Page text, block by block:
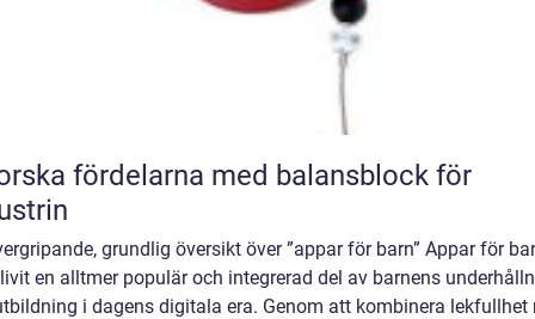
fördelarna med balansblock för
grundlig översikt över ”appar för barn” Appar för
en alltmer populär och integrerad del av barnens
i dagens digitala era. Genom att kombinera lekfullhet